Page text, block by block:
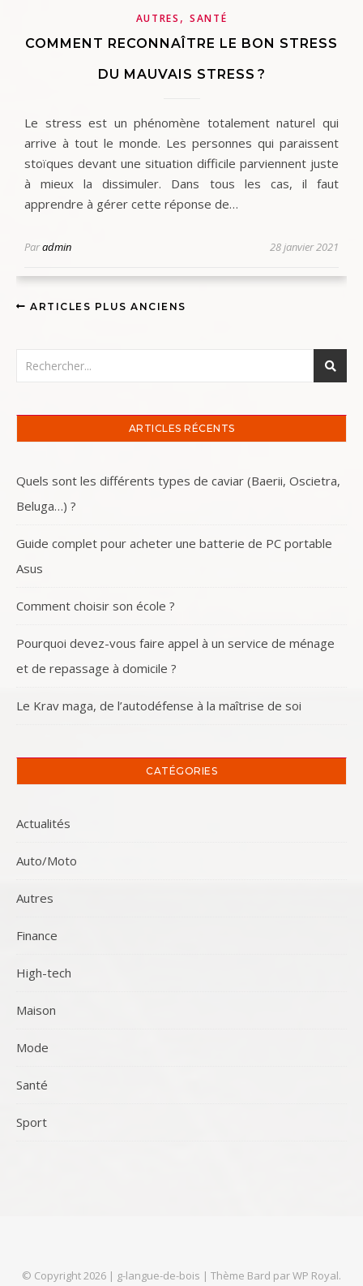
AUTRES , SANTÉ
COMMENT RECONNAÎTRE LE BON STRESS
DU MAUVAIS STRESS ?
Le stress est un phénomène totalement naturel qui
arrive à tout le monde. Les personnes qui paraissent
stoïques devant une situation difficile parviennent juste
à mieux la dissimuler. Dans tous les cas, il faut
apprendre à gérer cette réponse de…
Paradmin 28 janvier 2021
ARTICLES PLUS ANCIENS
ARTICLES RÉCENTS
Quels sont les différents types de caviar (Baerii, Oscietra,
Beluga…) ?
Guide complet pour acheter une batterie de PC portable
Asus
Comment choisir son école ?
Pourquoi devez-vous faire appel à un service de ménage
et de repassage à domicile ?
Le Krav maga, de l’autodéfense à la maîtrise de soi
CATÉGORIES
Actualités
Auto/Moto
Autres
Finance
High-tech
Maison
Mode
Santé
Sport
© Copyright 2026 | g-langue-de-bois | Thème Bard parWP Royal.